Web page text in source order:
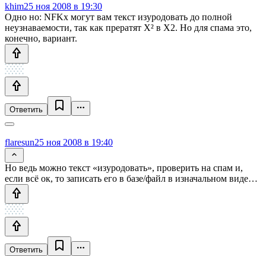
khim25 ноя 2008 в 19:30
Одно но: NFKx могут вам текст изуродовать до полной
неузнаваемости, так как прератят X² в X2. Но для спама это,
конечно, вариант.
Ответить
flaresun25 ноя 2008 в 19:40
Но ведь можно текст «изуродовать», проверить на спам и,
если всё ок, то записать его в базе/файл в изначальном виде…
Ответить